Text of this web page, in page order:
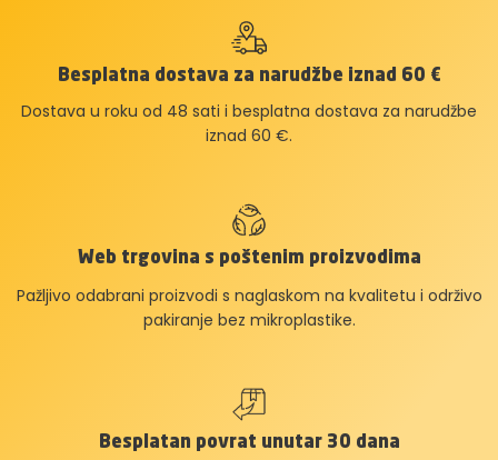
Besplatna dostava za narudžbe iznad 60 €
Dostava u roku od 48 sati i besplatna dostava za narudžbe
iznad 60 €.
Web trgovina s poštenim proizvodima
Pažljivo odabrani proizvodi s naglaskom na kvalitetu i održivo
pakiranje bez mikroplastike.
Besplatan povrat unutar 30 dana